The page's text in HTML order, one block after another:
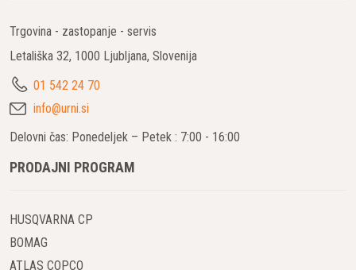
Trgovina - zastopanje - servis
Letališka 32, 1000 Ljubljana, Slovenija
01 542 24 70
info@urni.si
Delovni čas: Ponedeljek – Petek : 7:00 - 16:00
PRODAJNI PROGRAM
HUSQVARNA CP
BOMAG
ATLAS COPCO